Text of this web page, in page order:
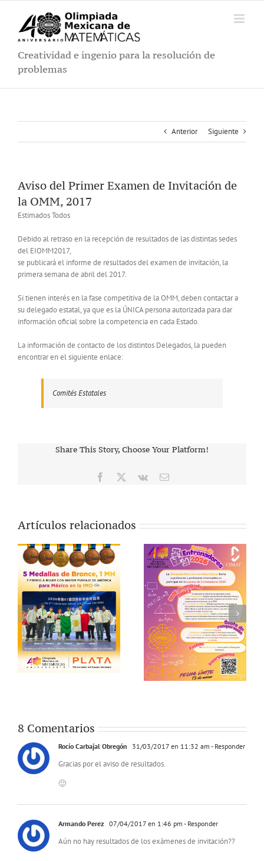
contenido
Creatividad e ingenio para la resolución de
problemas
Anterior Siguiente
Aviso del Primer Examen de Invitación de
la OMM, 2017
Estimados Todos
Debido al retraso en la recepción de resultados de las distintas sedes
del EIOMM2017,
se publicará el informe de resultados del examen de invitación, la
primera semana de abril del 2017.
Si tienen interés en la fase competitiva de la OMM, deben contactar a
su delegado estatal, ya que es la ÚNICA persona autorizada para dar
información oficial sobre la competencia en cada Estado.
La información de contacto de los distintos Delegados, la pueden
encontrar en el siguiente enlace:
Comités Estatales
Share This Story, Choose Your Platform!
Facebook Vk
Correo
Artículos relacionados
8 Comentarios
Rocío Carbajal Obregón 31/03/2017 en 11:32 am - Responder
Gracias por el aviso de resultados.
🙂
Armando Perez 07/04/2017 en 1:46 pm - Responder
Aún no hay resultados de los exámenes de invitación??